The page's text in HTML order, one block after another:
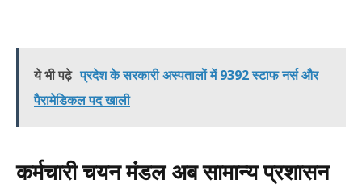
ये भी पढ़े प्रदेश के सरकारी अस्पतालों में 9392 स्टाफ नर्स और
पैरामेडिकल पद खाली
कर्मचारी चयन मंडल अब सामान्य प्रशासन